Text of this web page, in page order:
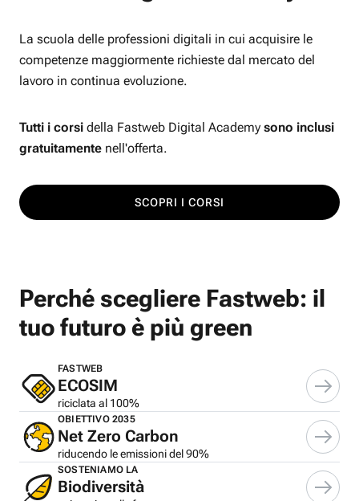
La scuola delle professioni digitali in cui acquisire le
competenze maggiormente richieste dal mercato del
lavoro in continua evoluzione.
Tutti i corsi della Fastweb Digital Academy sono inclusi
gratuitamente nell'offerta.
SCOPRI I CORSI
Perché scegliere Fastweb: il
tuo futuro è più green
FASTWEB
ECOSIM
riciclata al 100%
OBIETTIVO 2035
Net Zero Carbon
riducendo le emissioni del 90%
SOSTENIAMO LA
Biodiversità